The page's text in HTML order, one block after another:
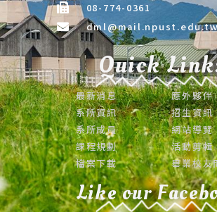
08-774-0361
Quick
最新消息
系所資訊
系所成員
課程規劃
檔案下載
應外夥伴
招生資訊
網站導覽
活動剪輯
畢業校友
Like our